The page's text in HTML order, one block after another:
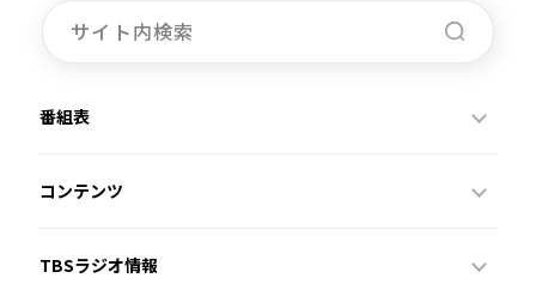
番組表
コンテンツ
TBSラジオ情報